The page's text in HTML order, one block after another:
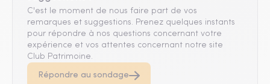
C'est le moment de nous faire part de vos
remarques et suggestions. Prenez quelques instants
pour répondre à nos questions concernant votre
expérience et vos attentes concernant notre site
Club Patrimoine.
Répondre au sondage